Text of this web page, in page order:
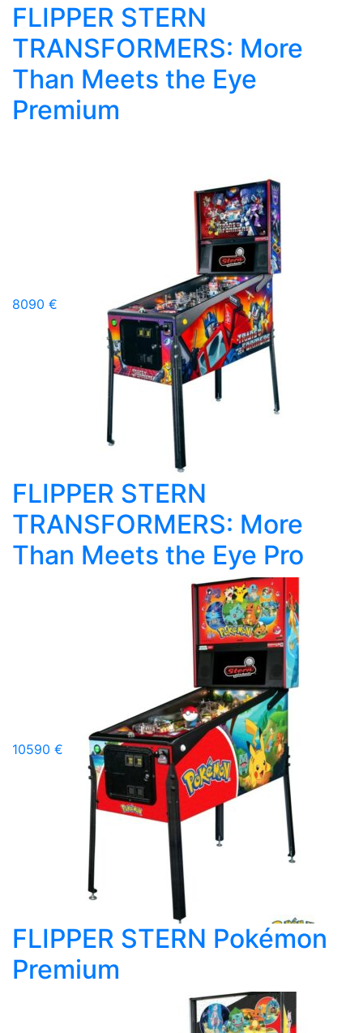
FLIPPER STERN
TRANSFORMERS: More
Than Meets the Eye
Premium
8090 €
FLIPPER STERN
TRANSFORMERS: More
Than Meets the Eye Pro
10590 €
FLIPPER STERN Pokémon
Premium